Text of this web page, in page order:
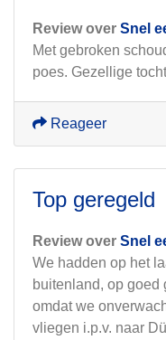
Review over Snel
Met gebroken
poes. Gezellige
Reageer
Top geregeld
Review over Snel
We hadden op het
buitenland, op goed
omdat we
vliegen i.p.v. naar